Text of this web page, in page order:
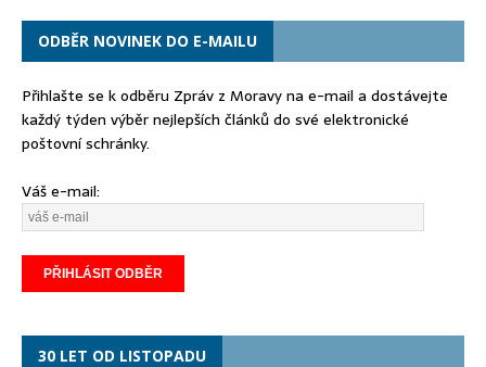
ODBĚR NOVINEK DO E-MAILU
Přihlašte se k odběru Zpráv z Moravy na e-mail a dostávejte
každý týden výběr nejlepších článků do své elektronické
poštovní schránky.
Váš e-mail:
30 LET OD LISTOPADU